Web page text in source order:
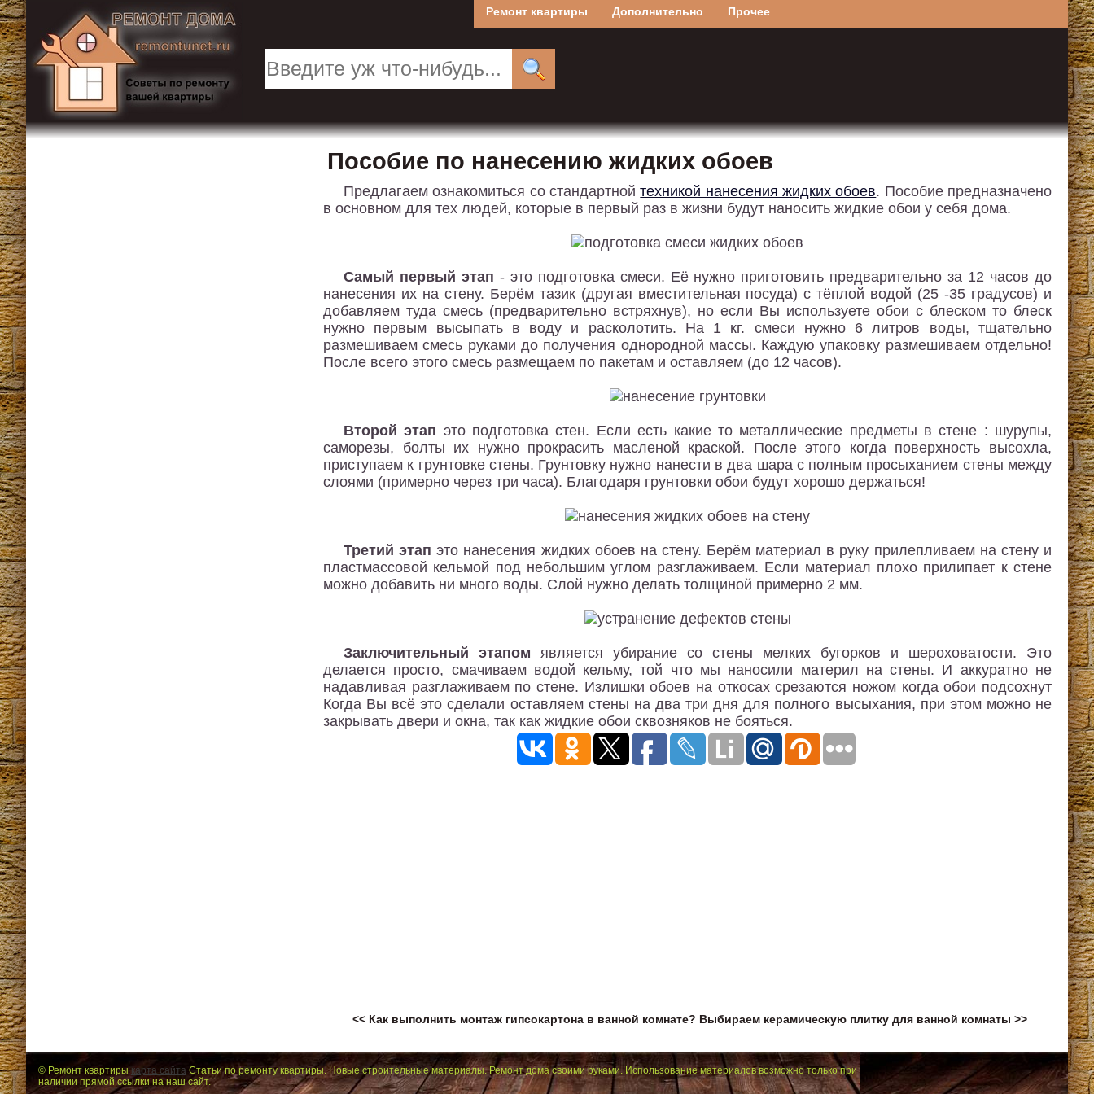
Ремонт квартиры Дополнительно Прочее
Пособие по нанесению жидких обоев
Предлагаем ознакомиться со стандартнойтехникой нанесения жидких обоев. Пособие предназначено
в основном для тех людей, которые в первый раз в жизни будут наносить жидкие обои у себя дома.
Самый первый этап - это подготовка смеси. Её нужно приготовить предварительно за 12 часов до
нанесения их на стену. Берём тазик (другая вместительная посуда) с тёплой водой (25 -35 градусов) и
добавляем туда смесь (предварительно встряхнув), но если Вы используете обои с блеском то блеск
нужно первым высыпать в воду и расколотить. На 1 кг. смеси нужно 6 литров воды, тщательно
размешиваем смесь руками до получения однородной массы. Каждую упаковку размешиваем отдельно!
После всего этого смесь размещаем по пакетам и оставляем (до 12 часов).
Второй этап это подготовка стен. Если есть какие то металлические предметы в стене : шурупы,
саморезы, болты их нужно прокрасить масленой краской. После этого когда поверхность высохла,
приступаем к грунтовке стены. Грунтовку нужно нанести в два шара с полным просыханием стены между
слоями (примерно через три часа). Благодаря грунтовки обои будут хорошо держаться!
Третий этап это нанесения жидких обоев на стену. Берём материал в руку прилепливаем на стену и
пластмассовой кельмой под небольшим углом разглаживаем. Если материал плохо прилипает к стене
можно добавить ни много воды. Слой нужно делать толщиной примерно 2 мм.
Заключительный этапом является убирание со стены мелких бугорков и шероховатости. Это
делается просто, смачиваем водой кельму, той что мы наносили материл на стены. И аккуратно не
надавливая разглаживаем по стене. Излишки обоев на откосах срезаются ножом когда обои подсохнут
Когда Вы всё это сделали оставляем стены на два три дня для полного высыхания, при этом можно не
закрывать двери и окна, так как жидкие обои сквозняков не бояться.
<< Как выполнить монтаж гипсокартона в ванной комнате? Выбираем керамическую плитку для ванной комнаты >>
© Ремонт квартирыкарта сайта Статьи по ремонту квартиры. Новые строительные материалы. Ремонт дома своими руками. Использование материалов возможно только при
наличии прямой ссылки на наш сайт.